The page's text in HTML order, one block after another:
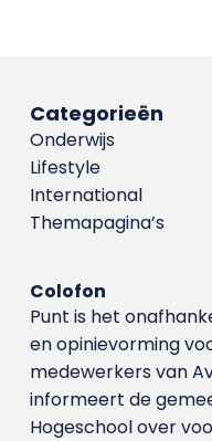
Categorieën
Onderwijs
Lifestyle
International
Themapagina’s
Colofon
Punt is het
en opinievorming
medewerkers van
informeert de
Hogeschool over